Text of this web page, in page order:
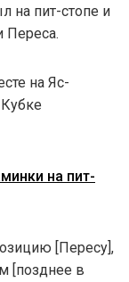
на пит-стопе и
Переса.
на Яс-
на пит-
[Пересу],
[позднее в